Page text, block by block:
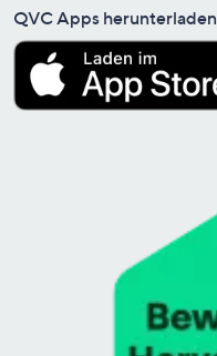
QVC Apps herunterladen